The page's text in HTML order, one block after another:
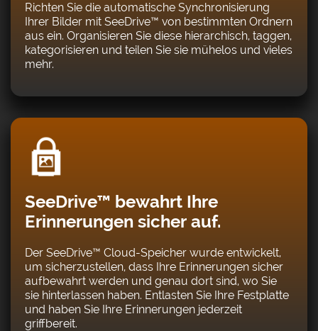
Richten Sie die automatische Synchronisierung
Ihrer Bilder mit SeeDrive™ von bestimmten Ordnern
aus ein. Organisieren Sie diese hierarchisch, taggen,
kategorisieren und teilen Sie sie mühelos und vieles
mehr.
SeeDrive™ bewahrt Ihre
Erinnerungen sicher auf.
Der SeeDrive™ Cloud-Speicher wurde entwickelt,
um sicherzustellen, dass Ihre Erinnerungen sicher
aufbewahrt werden und genau dort sind, wo Sie
sie hinterlassen haben. Entlasten Sie Ihre Festplatte
und haben Sie Ihre Erinnerungen jederzeit
griffbereit.